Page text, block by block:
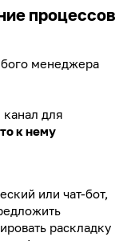
процессов
менеджера
канал для
к нему
или чат-бот,
раскладку